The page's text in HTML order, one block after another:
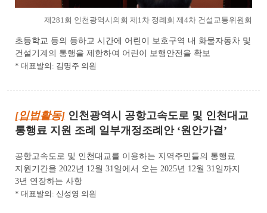
제281회 인천광역시의회 제1차 정례회 제4차 건설교통위원회
초등학교 등의 등하교 시간에 어린이 보호구역 내 화물자동차 및
건설기계의 통행을 제한하여 어린이 보행안전을 확보
* 대표발의: 김명주 의원
[입법활동]인천광역시 공항고속도로 및 인천대교
통행료 지원 조례 일부개정조례안 ‘원안가결’
공항고속도로 및 인천대교를 이용하는 지역주민들의 통행료
지원기간을 2022년 12월 31일에서 오는 2025년 12월 31일까지
3년 연장하는 사항
* 대표발의: 신성영 의원